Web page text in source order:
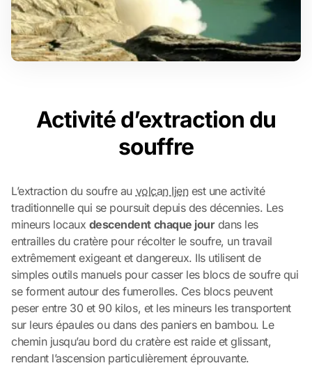
Activité d’extraction du
souffre
L’extraction du soufre au volcan Ijenest une activité
traditionnelle qui se poursuit depuis des décennies. Les
mineurs locaux descendent chaque jourdans les
entrailles du cratère pour récolter le soufre, un travail
extrêmement exigeant et dangereux. Ils utilisent de
simples outils manuels pour casser les blocs de soufre qui
se forment autour des fumerolles. Ces blocs peuvent
peser entre 30 et 90 kilos, et les mineurs les transportent
sur leurs épaules ou dans des paniers en bambou. Le
chemin jusqu’au bord du cratère est raide et glissant,
rendant l’ascension particulièrement éprouvante.